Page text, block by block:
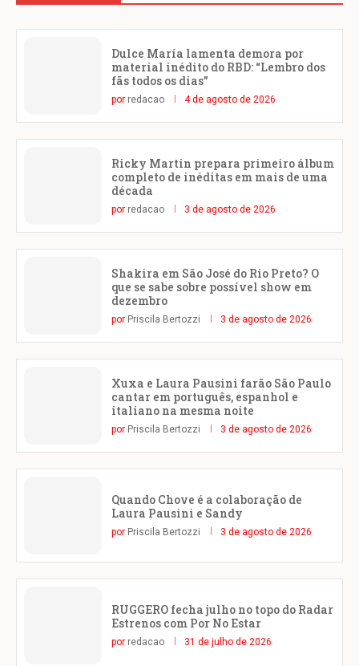
Dulce María lamenta demora por
material inédito do RBD: “Lembro dos
fãs todos os dias”
por redacao 4 de agosto de 2026
Ricky Martin prepara primeiro álbum
completo de inéditas em mais de uma
década
por redacao 3 de agosto de 2026
Shakira em São José do Rio Preto? O
que se sabe sobre possível show em
dezembro
por Priscila Bertozzi 3 de agosto de 2026
Xuxa e Laura Pausini farão São Paulo
cantar em português, espanhol e
italiano na mesma noite
por Priscila Bertozzi 3 de agosto de 2026
Quando Chove é a colaboração de
Laura Pausini e Sandy
por Priscila Bertozzi 3 de agosto de 2026
RUGGERO fecha julho no topo do Radar
Estrenos com Por No Estar
por redacao 31 de julho de 2026